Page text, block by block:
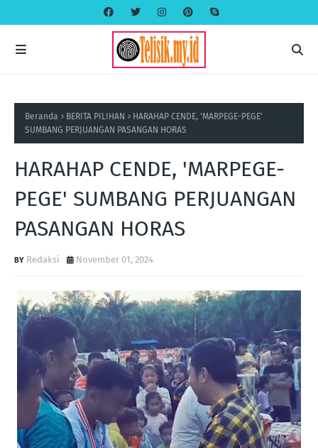
Beranda BERITA PILIHAN
HARAHAP CENDE, 'MARPEGE-PEGE'
SUMBANG PERJUANGAN PASANGAN HORAS
HARAHAP CENDE, 'MARPEGE-
PEGE' SUMBANG PERJUANGAN
PASANGAN HORAS
Redaksi November 01, 2024